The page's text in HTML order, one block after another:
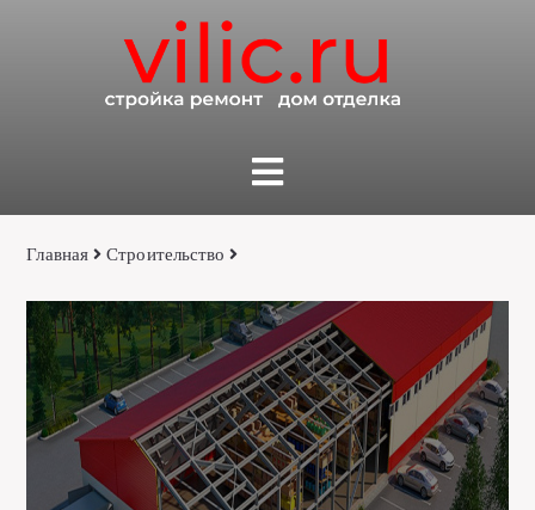
Главная Строительство